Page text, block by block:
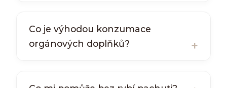
Co je výhodou konzumace
orgánových doplňků?